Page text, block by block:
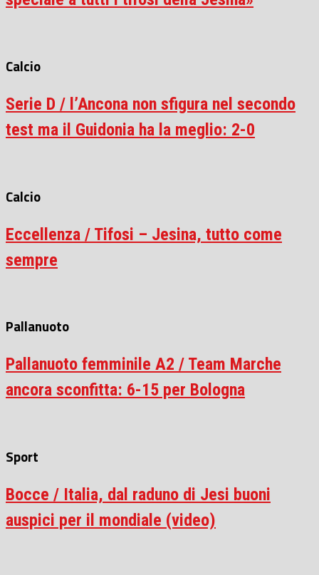
Calcio
Serie D / l’Ancona non sfigura nel secondo
test ma il Guidonia ha la meglio: 2-0
Calcio
Eccellenza / Tifosi – Jesina, tutto come
sempre
Pallanuoto
Pallanuoto femminile A2 / Team Marche
ancora sconfitta: 6-15 per Bologna
Sport
Bocce / Italia, dal raduno di Jesi buoni
auspici per il mondiale (video)